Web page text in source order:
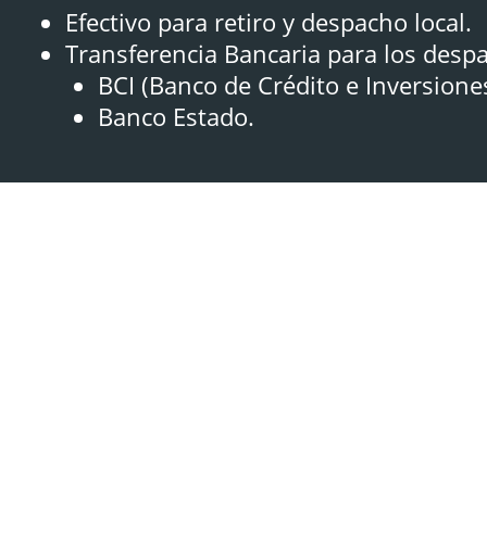
Efectivo para retiro y despacho local.
Transferencia Bancaria para los
BCI (Banco de Crédito e
Banco Estado.